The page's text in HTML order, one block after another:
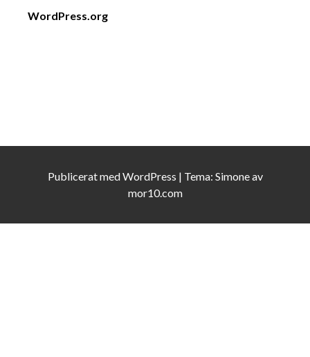
WordPress.org
Publicerat medWordPress | Tema: Simoneav
mor10.com